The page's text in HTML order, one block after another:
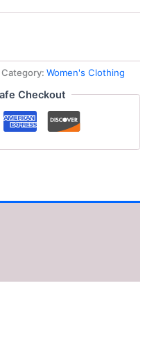
Category: Women's Clothing
Checkout